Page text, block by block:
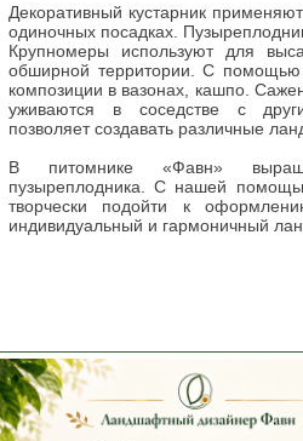
Декоративный кустарник
одиночных посадках.
Крупномеры используют для
обширной территории. С помощью
композиции в вазонах, кашпо.
уживаются в соседстве с
позволяет создавать различные
В питомнике «Фавн»
пузыреплодника. С нашей
творчески подойти к
индивидуальный и гармоничный